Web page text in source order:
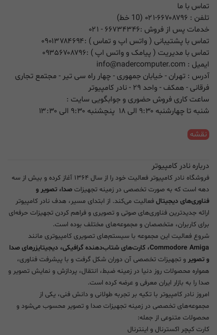
تماس با ما
تلفن : ۰۲۱-۶۶۷۰۸۷۹۶ (10 خط)
خدمات پس از فروش :۶۶۷۳۴۳۴۶ - ۰۲۱
تماس با پشتیبانی ( واتس اپ و تماس ) :۰۹۰۱۳۷۸۴۶۹۴
تماس با مدیریت ( پیامک و واتس اپ ) :۰۹۳۵۶۷۰۸۷۹۶
ایمیل : info@nadercomputer.com
آدرس : تهران - خیابان جمهوری - چهار راه سی تیر - مجتمع تجاری
فرقانی - همکف - واحد ۲۹ - نادر کامپیوتر
ساعت کاری فروش حضوری و جوابگویی سایت :
شنبه تا چهارشنبه ۹:۳۰ الی ۱۸ پنچشنبه ۹:۳۰ الی ۱۳:۳۰
نقشه
درباره نادر کامپیوتر
فروشگاه نادر کامپیوتر فعالیت خود را از سال ۱۳۶۴ آغاز کرده و بیش از سه
دهه است که به صورت تخصصی در زمینه تجهیزات صدا، تصویر و
فناوری‌های دیجیتال فعالیت می‌کند. از ابتدای مسیر، هدف نادر کامپیوتر
ارائه جدیدترین فناوری‌های صوتی و تصویری و فراهم کردن تجهیزات حرفه‌ای
برای کاربران، متخصصان و مجموعه‌های مختلف بوده است.
شروع فعالیت این مجموعه با سیستم‌های تصویری کامپیوتری مانند
Commodore Amiga، کارت‌های شتاب‌دهنده گرافیکی، دیجیتایزرهای صدا
و تصویر و تجهیزات تخصصی آن دوران شکل گرفت و با پیشرفت فناوری،
همواره محصولات روز دنیا در زمینه ضبط، انتقال، پردازش و نمایش تصویر و
صدا را به بازار ایران معرفی و عرضه کرده است.
امروز نادر کامپیوتر با تکیه بر تجربه طولانی و دانش فنی، یکی از
مجموعه‌های تخصصی در زمینه تجهیزات صدا و تصویر محسوب می‌شود و
محصولات متنوعی از جمله:
کارت کپچر اکسترنال و اینترنال